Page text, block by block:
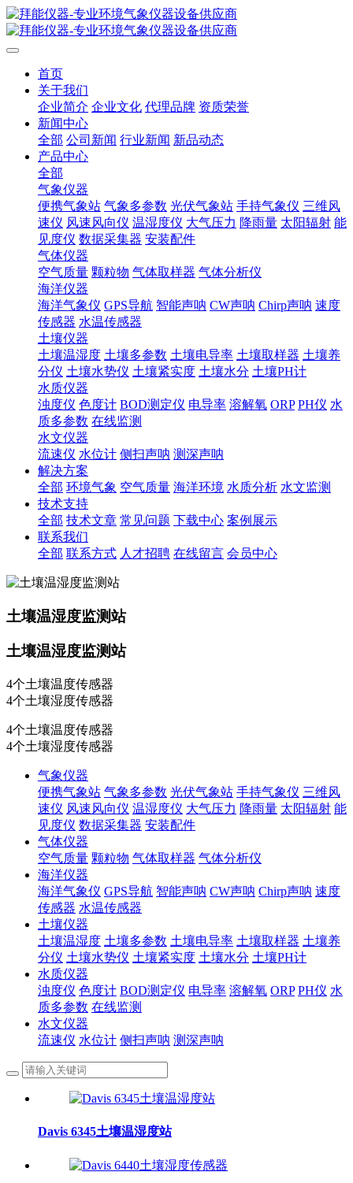
首页
关于我们
企业简介 企业文化 代理品牌 资质荣誉
新闻中心
全部 公司新闻 行业新闻 新品动态
产品中心
全部
气象仪器
便携气象站 气象多参数 光伏气象站 手持气象仪 三维风
速仪 风速风向仪 温湿度仪 大气压力 降雨量 太阳辐射 能
见度仪 数据采集器 安装配件
气体仪器
空气质量 颗粒物 气体取样器 气体分析仪
海洋仪器
海洋气象仪 GPS导航 智能声呐 CW声呐 Chirp声呐 速度
传感器 水温传感器
土壤仪器
土壤温湿度 土壤多参数 土壤电导率 土壤取样器 土壤养
分仪 土壤水势仪 土壤紧实度 土壤水分 土壤PH计
水质仪器
浊度仪 色度计 BOD测定仪 电导率 溶解氧 ORP PH仪 水
质多参数 在线监测
水文仪器
流速仪 水位计 侧扫声呐 测深声呐
解决方案
全部 环境气象 空气质量 海洋环境 水质分析 水文监测
技术支持
全部 技术文章 常见问题 下载中心 案例展示
联系我们
全部 联系方式 人才招聘 在线留言 会员中心
土壤温湿度监测站
土壤温湿度监测站
4个土壤温度传感器
4个土壤湿度传感器
4个土壤温度传感器
4个土壤湿度传感器
气象仪器
便携气象站 气象多参数 光伏气象站 手持气象仪 三维风
速仪 风速风向仪 温湿度仪 大气压力 降雨量 太阳辐射 能
见度仪 数据采集器 安装配件
气体仪器
空气质量 颗粒物 气体取样器 气体分析仪
海洋仪器
海洋气象仪 GPS导航 智能声呐 CW声呐 Chirp声呐 速度
传感器 水温传感器
土壤仪器
土壤温湿度 土壤多参数 土壤电导率 土壤取样器 土壤养
分仪 土壤水势仪 土壤紧实度 土壤水分 土壤PH计
水质仪器
浊度仪 色度计 BOD测定仪 电导率 溶解氧 ORP PH仪 水
质多参数 在线监测
水文仪器
流速仪 水位计 侧扫声呐 测深声呐
Davis 6345土壤温湿度站